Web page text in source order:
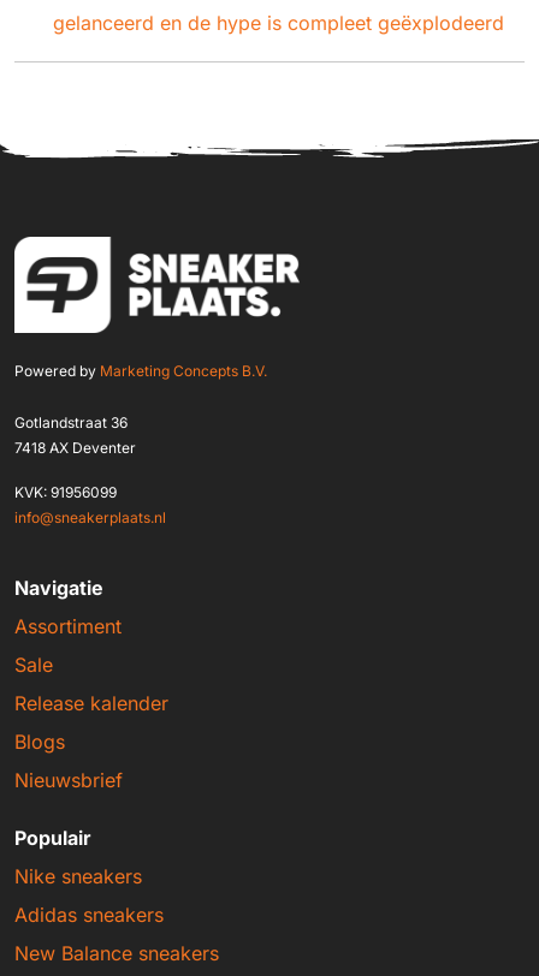
gelanceerd en de hype is compleet geëxplodeerd
Powered by Marketing Concepts B.V.
Gotlandstraat 36
7418 AX Deventer
KVK: 91956099
info@sneakerplaats.nl
Navigatie
Assortiment
Sale
Release kalender
Blogs
Nieuwsbrief
Populair
Nike sneakers
Adidas sneakers
New Balance sneakers